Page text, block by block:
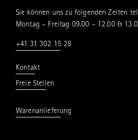
Sie können uns zu folgenden Zeiten
Montag – Freitag 09.00 – 12.00 &
+41 31 302 15 28
Kontakt
Freie Stellen
Warenanlieferung